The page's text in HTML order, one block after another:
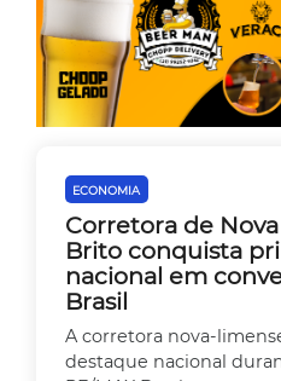
ECONOMIA
Corretora de
Brito conquista
nacional em
Brasil
A corretora nova-
destaque nacional